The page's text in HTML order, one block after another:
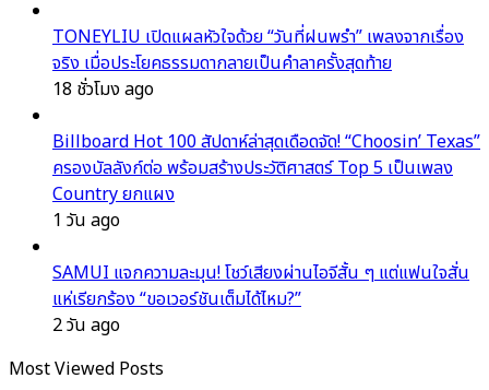
TONEYLIU เปิดแผลหัวใจด้วย “วันที่ฝนพรำ” เพลงจากเรื่อง
จริง เมื่อประโยคธรรมดากลายเป็นคำลาครั้งสุดท้าย
18 ชั่วโมง ago
Billboard Hot 100 สัปดาห์ล่าสุดเดือดจัด! “Choosin’ Texas”
ครองบัลลังก์ต่อ พร้อมสร้างประวัติศาสตร์ Top 5 เป็นเพลง
Country ยกแผง
1 วัน ago
SAMUI แจกความละมุน! โชว์เสียงผ่านไอจีสั้น ๆ แต่แฟนใจสั่น
แห่เรียกร้อง “ขอเวอร์ชันเต็มได้ไหม?”
2 วัน ago
Most Viewed Posts